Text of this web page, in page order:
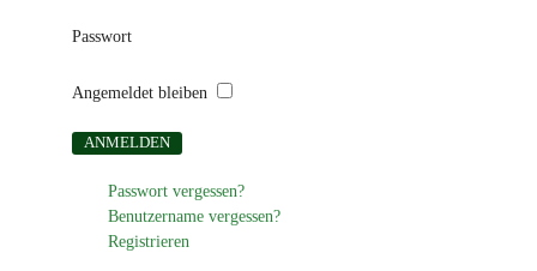
Passwort
Angemeldet bleiben
Passwort vergessen?
Benutzername vergessen?
Registrieren